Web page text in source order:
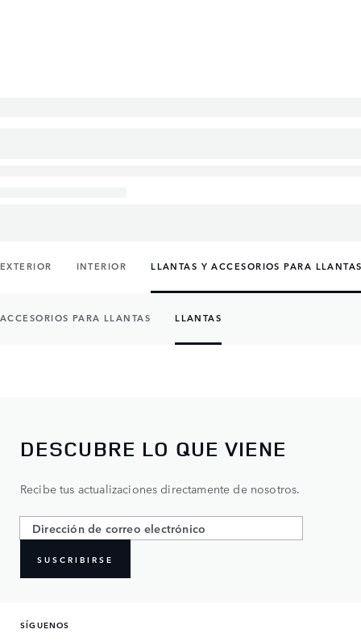
EXTERIOR INTERIOR LLANTAS Y ACCESORIOS PARA
ACCESORIOS PARA LLANTAS LLANTAS
DESCUBRE LO QUE VIENE
Recibe tus actualizaciones directamente de nosotros.
SUSCRIBIRSE
SÍGUENOS